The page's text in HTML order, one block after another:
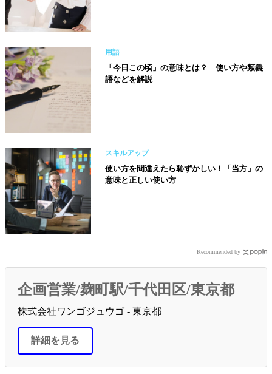
用語
「今日この頃」の意味とは？ 使い方や類義
語などを解説
スキルアップ
使い方を間違えたら恥ずかしい！「当方」の
意味と正しい使い方
Recommended by
企画営業/麹町駅/千代田区/東京都
株式会社ワンゴジュウゴ - 東京都
詳細を見る